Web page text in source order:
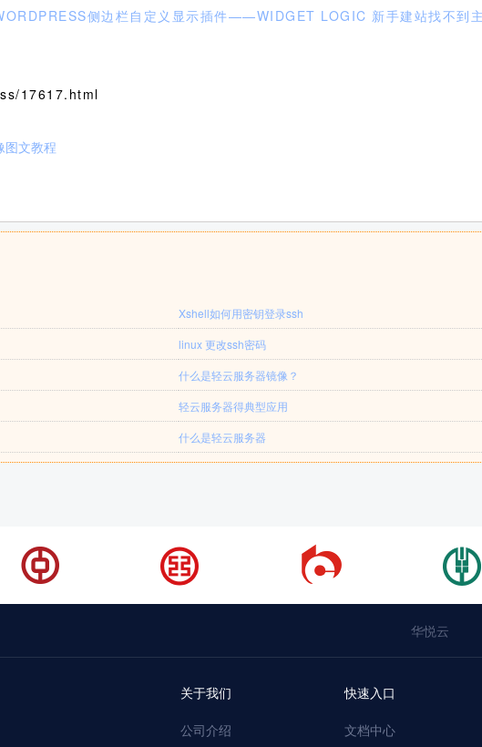
侧边栏自定义显示插件——WIDGET LOGIC 新手建站找不到
17617.html
图文教程
Xshell如何用密钥登录ssh
linux 更改ssh密码
什么是轻云服务器镜像？
轻云服务器得典型应用
什么是轻云服务器
华悦云
关于我们
公司介绍
快速入口
文档中心